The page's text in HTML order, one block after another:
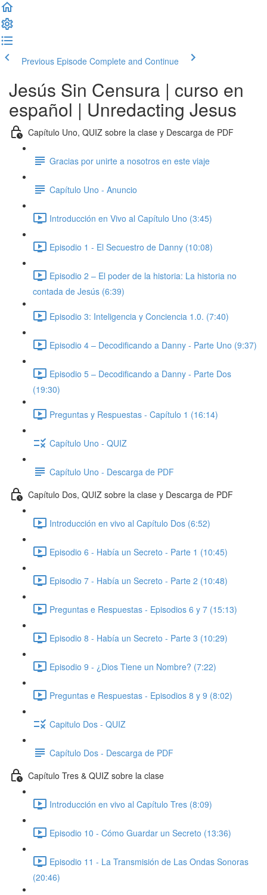
Previous Episode Complete and Continue
Jesús Sin Censura | curso en
español | Unredacting Jesus
Capítulo Uno, QUIZ sobre la clase y Descarga de PDF
Gracias por unirte a nosotros en este viaje
Capítulo Uno - Anuncio
Introducción en Vivo al Capítulo Uno (3:45)
Episodio 1 - El Secuestro de Danny (10:08)
Episodio 2 – El poder de la historia: La historia no
contada de Jesús (6:39)
Episodio 3: Inteligencia y Conciencia 1.0. (7:40)
Episodio 4 – Decodificando a Danny - Parte Uno (9:37)
Episodio 5 – Decodificando a Danny - Parte Dos
(19:30)
Preguntas y Respuestas - Capítulo 1 (16:14)
Capítulo Uno - QUIZ
Capítulo Uno - Descarga de PDF
Capítulo Dos, QUIZ sobre la clase y Descarga de PDF
Introducción en vivo al Capítulo Dos (6:52)
Episodio 6 - Había un Secreto - Parte 1 (10:45)
Episodio 7 - Había un Secreto - Parte 2 (10:48)
Preguntas e Respuestas - Episodios 6 y 7 (15:13)
Episodio 8 - Había un Secreto - Parte 3 (10:29)
Episodio 9 - ¿Dios Tiene un Nombre? (7:22)
Preguntas e Respuestas - Episodios 8 y 9 (8:02)
Capitulo Dos - QUIZ
Capítulo Dos - Descarga de PDF
Capítulo Tres & QUIZ sobre la clase
Introducción en vivo al Capítulo Tres (8:09)
Episodio 10 - Cómo Guardar un Secreto (13:36)
Episodio 11 - La Transmisión de Las Ondas Sonoras
(20:46)